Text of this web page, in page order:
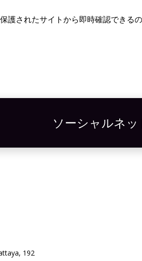
護されたサイトから即時確認できる
ソーシャルネ
192